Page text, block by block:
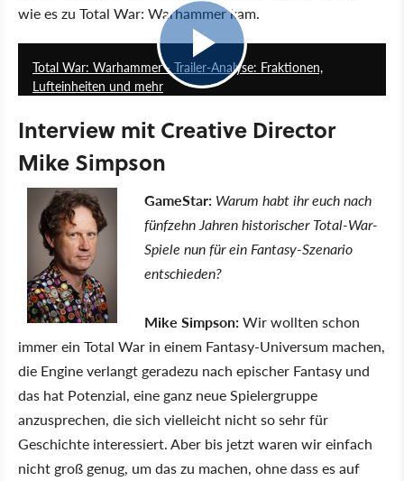
wie es zu Total War: Warhammer kam.
Total War: Warhammer - Trailer-Analyse: Fraktionen,
Lufteinheiten und mehr
Interview mit Creative Director
Mike Simpson
GameStar: Warum habt ihr euch nach
fünfzehn Jahren historischer Total-War-
Spiele nun für ein Fantasy-Szenario
entschieden?
Mike Simpson:Wir wollten schon
immer ein Total War in einem Fantasy-Universum machen,
die Engine verlangt geradezu nach epischer Fantasy und
das hat Potenzial, eine ganz neue Spielergruppe
anzusprechen, die sich vielleicht nicht so sehr für
Geschichte interessiert. Aber bis jetzt waren wir einfach
nicht groß genug, um das zu machen, ohne dass es auf